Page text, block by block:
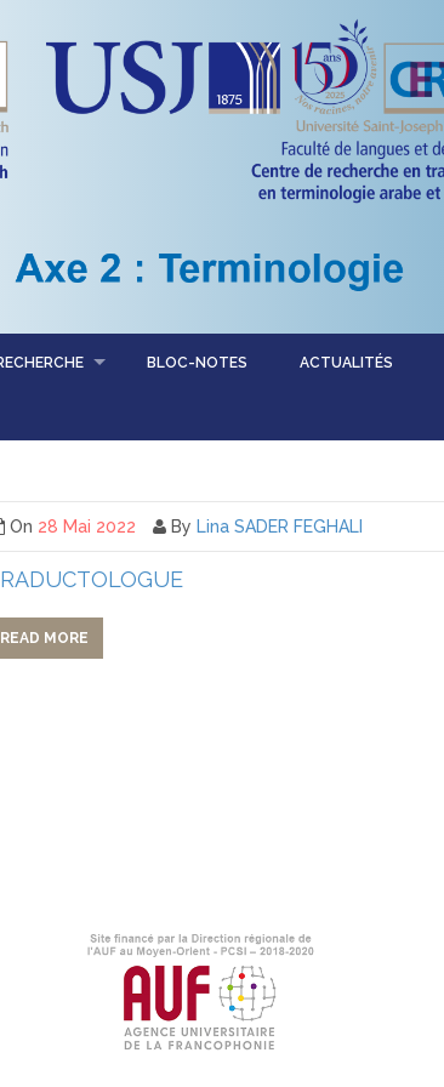
BLOC-NOTES ACTUALITÉS
On 28 Mai 2022 By Lina SADER FEGHALI
READ MORE